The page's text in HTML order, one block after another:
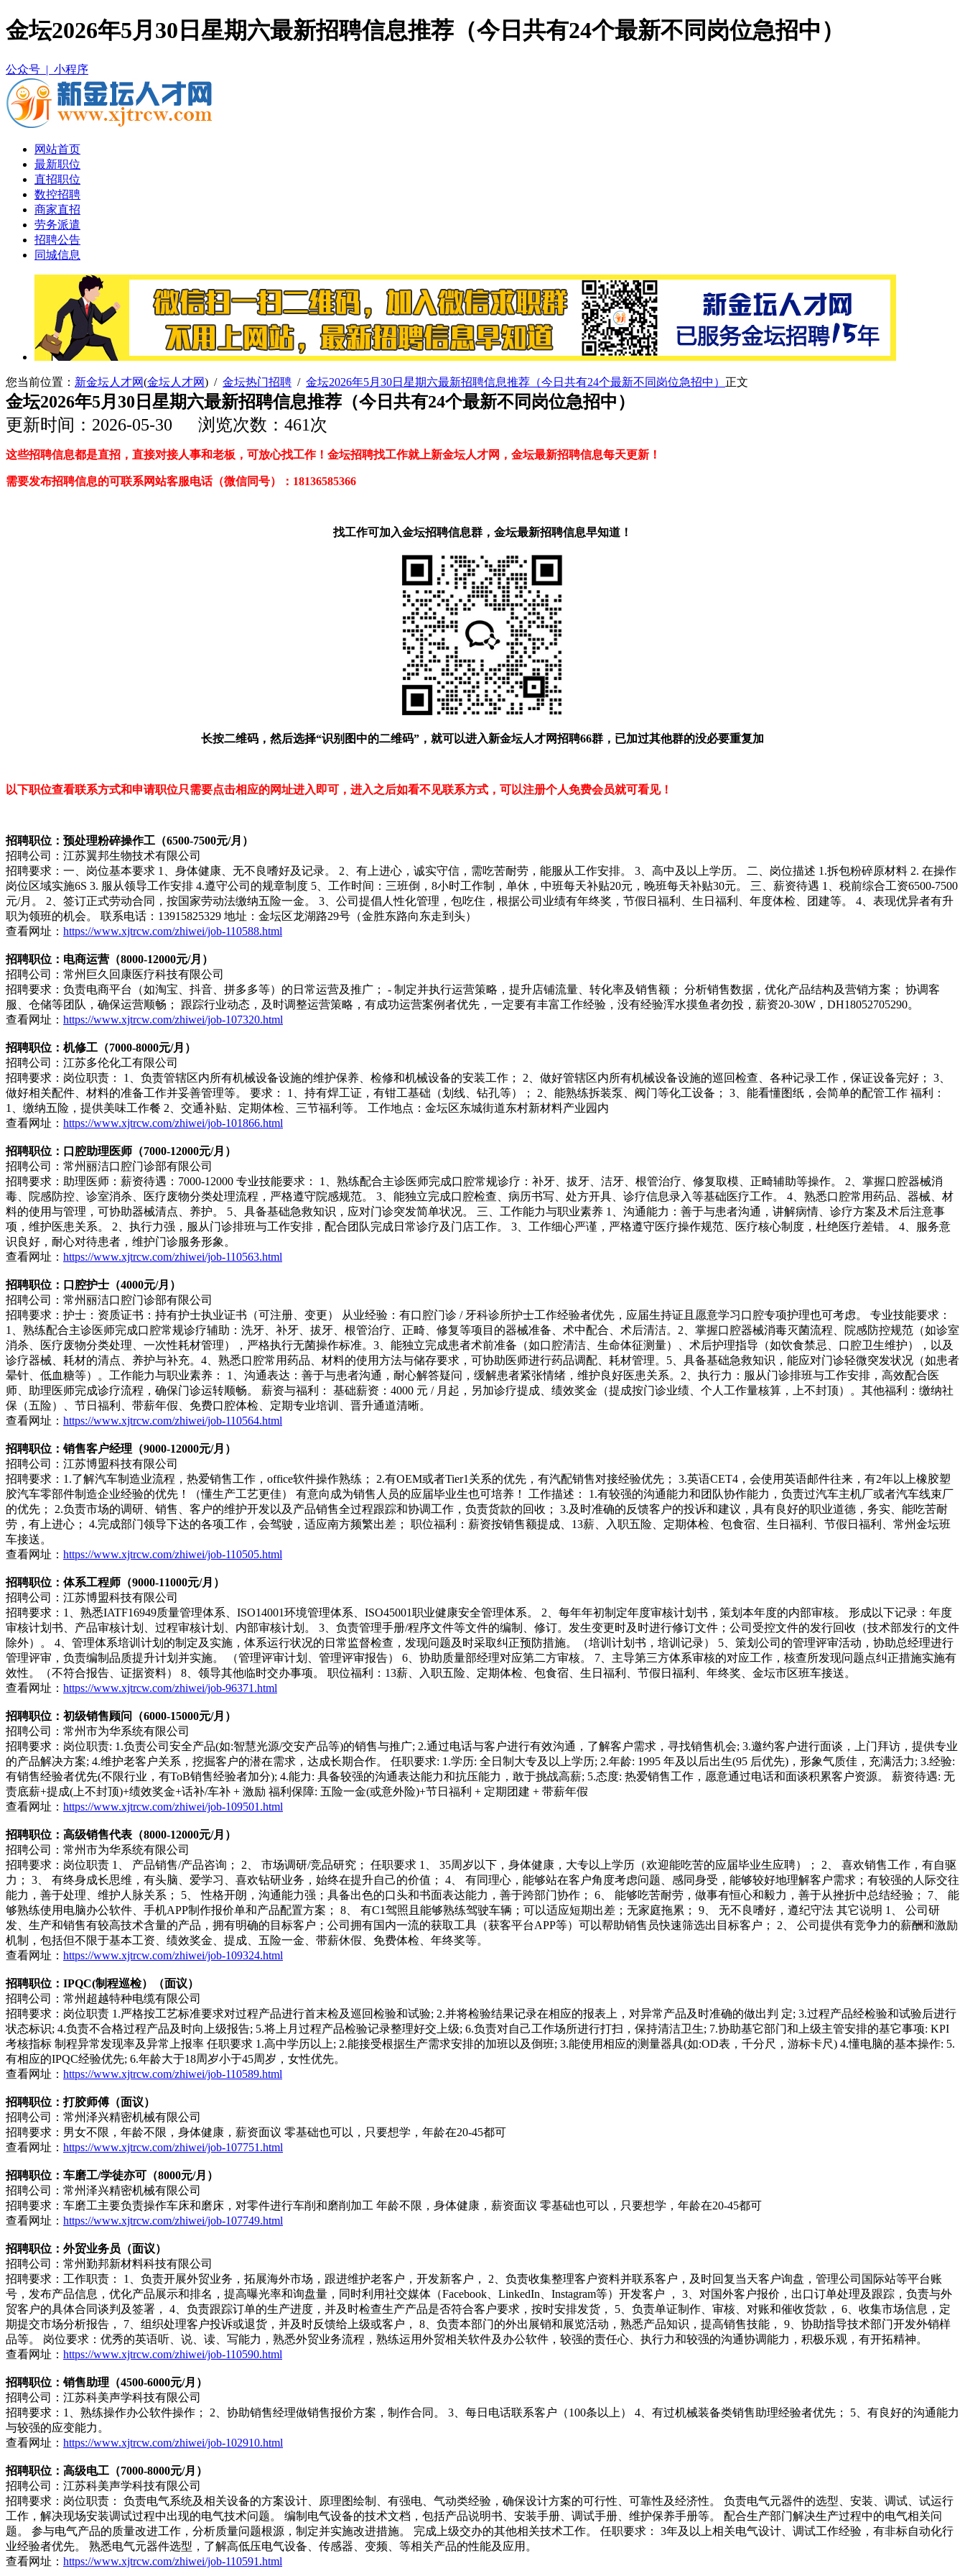
金坛2026年5月30日星期六最新招聘信息推荐（今日共有24个最新不同岗位急招中）
公众号 | 小程序
网站首页
最新职位
直招职位
数控招聘
商家直招
劳务派遣
招聘公告
同城信息
您当前位置： 新金坛人才网(金坛人才网) / 金坛热门招聘 / 金坛2026年5月30日星期六最新招聘信息推荐（今日共有24个最新不同岗位急招中） 正文
金坛2026年5月30日星期六最新招聘信息推荐（今日共有24个最新不同岗位急招中）
更新时间：2026-05-30 浏览次数：461次
这些招聘信息都是直招，直接对接人事和老板，可放心找工作！金坛招聘找工作就上新金坛人才网，金坛最新招聘信息每天更新！
需要发布招聘信息的可联系网站客服电话（微信同号） ：18136585366
找工作可加入金坛招聘信息群，金坛最新招聘信息早知道！
长按二维码，然后选择“识别图中的二维码”，就可以进入新金坛人才网招聘66群，已加过其他群的没必要重复加
以下职位查看联系方式和申请职位只需要点击相应的网址进入即可，进入之后如看不见联系方式，可以注册个人免费会员就可看见！
招聘职位：预处理粉碎操作工（6500-7500元/月）
招聘公司：江苏翼邦生物技术有限公司
招聘要求：一、岗位基本要求 1、身体健康、无不良嗜好及记录。 2、有上进心，诚实守信，需吃苦耐劳，能服从工作安排。 3、高中及以上学历。 二、岗位描述 1.拆包粉碎原材料 2. 在操作
岗位区域实施6S 3. 服从领导工作安排 4.遵守公司的规章制度 5、工作时间：三班倒，8小时工作制，单休，中班每天补贴20元，晚班每天补贴30元。 三、薪资待遇 1、税前综合工资6500-7500
元/月。 2、签订正式劳动合同，按国家劳动法缴纳五险一金。 3、公司提倡人性化管理，包吃住，根据公司业绩有年终奖，节假日福利、生日福利、年度体检、团建等。 4、表现优异者有升
职为领班的机会。 联系电话：13915825329 地址：金坛区龙湖路29号（金胜东路向东走到头）
查看网址： https://www.xjtrcw.com/zhiwei/job-110588.html
招聘职位：电商运营（8000-12000元/月）
招聘公司：常州巨久回康医疗科技有限公司
招聘要求：负责电商平台（如淘宝、抖音、拼多多等）的日常运营及推广； - 制定并执行运营策略，提升店铺流量、转化率及销售额； 分析销售数据，优化产品结构及营销方案； 协调客
服、仓储等团队，确保运营顺畅； 跟踪行业动态，及时调整运营策略，有成功运营案例者优先，一定要有丰富工作经验，没有经验浑水摸鱼者勿投，薪资20-30W，DH18052705290。
查看网址： https://www.xjtrcw.com/zhiwei/job-107320.html
招聘职位：机修工（7000-8000元/月）
招聘公司：江苏多伦化工有限公司
招聘要求：岗位职责： 1、负责管辖区内所有机械设备设施的维护保养、检修和机械设备的安装工作； 2、做好管辖区内所有机械设备设施的巡回检查、各种记录工作，保证设备完好； 3、
做好相关配件、材料的准备工作并妥善管理等。 要求： 1、持有焊工证，有钳工基础（划线、钻孔等）； 2、能熟练拆装泵、阀门等化工设备； 3、能看懂图纸，会简单的配管工作 福利：
1、缴纳五险，提供美味工作餐 2、交通补贴、定期体检、三节福利等。 工作地点：金坛区东城街道东村新材料产业园内
查看网址： https://www.xjtrcw.com/zhiwei/job-101866.html
招聘职位：口腔助理医师（7000-12000元/月）
招聘公司：常州丽洁口腔门诊部有限公司
招聘要求：助理医师：薪资待遇：7000-12000 专业技能要求： 1、熟练配合主诊医师完成口腔常规诊疗：补牙、拔牙、洁牙、根管治疗、修复取模、正畸辅助等操作。 2、掌握口腔器械消
毒、院感防控、诊室消杀、医疗废物分类处理流程，严格遵守院感规范。 3、能独立完成口腔检查、病历书写、处方开具、诊疗信息录入等基础医疗工作。 4、熟悉口腔常用药品、器械、材
料的使用与管理，可协助器械清点、养护。 5、具备基础急救知识，应对门诊突发简单状况。 三、工作能力与职业素养 1、沟通能力：善于与患者沟通，讲解病情、诊疗方案及术后注意事
项，维护医患关系。 2、执行力强，服从门诊排班与工作安排，配合团队完成日常诊疗及门店工作。 3、工作细心严谨，严格遵守医疗操作规范、医疗核心制度，杜绝医疗差错。 4、服务意
识良好，耐心对待患者，维护门诊服务形象。
查看网址： https://www.xjtrcw.com/zhiwei/job-110563.html
招聘职位：口腔护士（4000元/月）
招聘公司：常州丽洁口腔门诊部有限公司
招聘要求：护士：资质证书：持有护士执业证书（可注册、变更） 从业经验：有口腔门诊 / 牙科诊所护士工作经验者优先，应届生持证且愿意学习口腔专项护理也可考虑。 专业技能要求：
1、熟练配合主诊医师完成口腔常规诊疗辅助：洗牙、补牙、拔牙、根管治疗、正畸、修复等项目的器械准备、术中配合、术后清洁。2、掌握口腔器械消毒灭菌流程、院感防控规范（如诊室
消杀、医疗废物分类处理、一次性耗材管理），严格执行无菌操作标准。3、能独立完成患者术前准备（如口腔清洁、生命体征测量）、术后护理指导（如饮食禁忌、口腔卫生维护），以及
诊疗器械、耗材的清点、养护与补充。4、熟悉口腔常用药品、材料的使用方法与储存要求，可协助医师进行药品调配、耗材管理。5、具备基础急救知识，能应对门诊轻微突发状况（如患者
晕针、低血糖等）。工作能力与职业素养： 1、沟通表达：善于与患者沟通，耐心解答疑问，缓解患者紧张情绪，维护良好医患关系。2、执行力：服从门诊排班与工作安排，高效配合医
师、助理医师完成诊疗流程，确保门诊运转顺畅。 薪资与福利： 基础薪资：4000 元 / 月起，另加诊疗提成、绩效奖金（提成按门诊业绩、个人工作量核算，上不封顶）。其他福利：缴纳社
保（五险）、节日福利、带薪年假、免费口腔体检、定期专业培训、晋升通道清晰。
查看网址： https://www.xjtrcw.com/zhiwei/job-110564.html
招聘职位：销售客户经理（9000-12000元/月）
招聘公司：江苏博盟科技有限公司
招聘要求：1.了解汽车制造业流程，热爱销售工作，office软件操作熟练； 2.有OEM或者Tier1关系的优先，有汽配销售对接经验优先； 3.英语CET4，会使用英语邮件往来，有2年以上橡胶塑
胶汽车零部件制造企业经验的优先！（懂生产工艺更佳） 有意向成为销售人员的应届毕业生也可培养！ 工作描述： 1.有较强的沟通能力和团队协作能力，负责过汽车主机厂或者汽车线束厂
的优先； 2.负责市场的调研、销售、客户的维护开发以及产品销售全过程跟踪和协调工作，负责货款的回收； 3.及时准确的反馈客户的投诉和建议，具有良好的职业道德，务实、能吃苦耐
劳，有上进心； 4.完成部门领导下达的各项工作，会驾驶，适应南方频繁出差； 职位福利：薪资按销售额提成、13薪、入职五险、定期体检、包食宿、生日福利、节假日福利、常州金坛班
车接送。
查看网址： https://www.xjtrcw.com/zhiwei/job-110505.html
招聘职位：体系工程师（9000-11000元/月）
招聘公司：江苏博盟科技有限公司
招聘要求：1、熟悉IATF16949质量管理体系、ISO14001环境管理体系、ISO45001职业健康安全管理体系。 2、每年年初制定年度审核计划书，策划本年度的内部审核。 形成以下记录：年度
审核计划书、产品审核计划、过程审核计划、内部审核计划。 3、负责管理手册/程序文件等文件的编制、修订。发生变更时及时进行修订文件；公司受控文件的发行回收（技术部发行的文件
除外）。 4、管理体系培训计划的制定及实施，体系运行状况的日常监督检查，发现问题及时采取纠正预防措施。（培训计划书，培训记录） 5、策划公司的管理评审活动，协助总经理进行
管理评审，负责编制品质提升计划并实施。 （管理评审计划、管理评审报告） 6、协助质量部经理对应第二方审核。 7、主导第三方体系审核的对应工作，核查所发现问题点纠正措施实施有
效性。（不符合报告、证据资料） 8、领导其他临时交办事项。 职位福利：13薪、入职五险、定期体检、包食宿、生日福利、节假日福利、年终奖、金坛市区班车接送。
查看网址： https://www.xjtrcw.com/zhiwei/job-96371.html
招聘职位：初级销售顾问（6000-15000元/月）
招聘公司：常州市为华系统有限公司
招聘要求：岗位职责: 1.负责公司安全产品(如:智慧光源/交安产品等)的销售与推广; 2.通过电话与客户进行有效沟通，了解客户需求，寻找销售机会; 3.邀约客户进行面谈，上门拜访，提供专业
的产品解决方案; 4.维护老客户关系，挖掘客户的潜在需求，达成长期合作。 任职要求: 1.学历: 全日制大专及以上学历; 2.年龄: 1995 年及以后出生(95 后优先)，形象气质佳，充满活力; 3.经验:
有销售经验者优先(不限行业，有ToB销售经验者加分); 4.能力: 具备较强的沟通表达能力和抗压能力，敢于挑战高薪; 5.态度: 热爱销售工作，愿意通过电话和面谈积累客户资源。 薪资待遇: 无
责底薪+提成(上不封顶)+绩效奖金+话补/车补 + 激励 福利保障: 五险一金(或意外险)+节日福利 + 定期团建 + 带薪年假
查看网址： https://www.xjtrcw.com/zhiwei/job-109501.html
招聘职位：高级销售代表（8000-12000元/月）
招聘公司：常州市为华系统有限公司
招聘要求：岗位职责 1、 产品销售/产品咨询； 2、 市场调研/竞品研究； 任职要求 1、 35周岁以下，身体健康，大专以上学历（欢迎能吃苦的应届毕业生应聘）； 2、 喜欢销售工作，有自驱
力； 3、 有终身成长思维，有头脑、爱学习、喜欢钻研业务，始终在提升自己的价值； 4、 有同理心，能够站在客户角度考虑问题、感同身受，能够较好地理解客户需求；有较强的人际交往
能力，善于处理、维护人脉关系； 5、 性格开朗，沟通能力强；具备出色的口头和书面表达能力，善于跨部门协作； 6、 能够吃苦耐劳，做事有恒心和毅力，善于从挫折中总结经验； 7、 能
够熟练使用电脑办公软件、手机APP制作报价单和产品配置方案； 8、 有C1驾照且能够熟练驾驶车辆；可以适应短期出差；无家庭拖累； 9、 无不良嗜好，遵纪守法 其它说明 1、 公司研
发、生产和销售有较高技术含量的产品，拥有明确的目标客户；公司拥有国内一流的获取工具（获客平台APP等）可以帮助销售员快速筛选出目标客户； 2、 公司提供有竞争力的薪酬和激励
机制，包括但不限于基本工资、绩效奖金、提成、五险一金、带薪休假、免费体检、年终奖等。
查看网址： https://www.xjtrcw.com/zhiwei/job-109324.html
招聘职位：IPQC(制程巡检）（面议）
招聘公司：常州超越特种电缆有限公司
招聘要求：岗位职责 1.严格按工艺标准要求对过程产品进行首末检及巡回检验和试验; 2.并将检验结果记录在相应的报表上，对异常产品及时准确的做出判 定; 3.过程产品经检验和试验后进行
状态标识; 4.负责不合格过程产品及时向上级报告; 5.将上月过程产品检验记录整理好交上级; 6.负责对自己工作场所进行打扫，保持清洁卫生; 7.协助基它部门和上级主管安排的基它事项: KPI
考核指标 制程异常发现率及异常上报率 任职要求 1.高中学历以上; 2.能接受根据生产需求安排的加班以及倒班; 3.能使用相应的测量器具(如:OD表，千分尺，游标卡尺) 4.懂电脑的基本操作: 5.
有相应的IPQC经验优先; 6.年龄大于18周岁小于45周岁，女性优先。
查看网址： https://www.xjtrcw.com/zhiwei/job-110589.html
招聘职位：打胶师傅（面议）
招聘公司：常州泽兴精密机械有限公司
招聘要求：男女不限，年龄不限，身体健康，薪资面议 零基础也可以，只要想学，年龄在20-45都可
查看网址： https://www.xjtrcw.com/zhiwei/job-107751.html
招聘职位：车磨工/学徒亦可（8000元/月）
招聘公司：常州泽兴精密机械有限公司
招聘要求：车磨工主要负责操作车床和磨床，对零件进行车削和磨削加工 年龄不限，身体健康，薪资面议 零基础也可以，只要想学，年龄在20-45都可
查看网址： https://www.xjtrcw.com/zhiwei/job-107749.html
招聘职位：外贸业务员（面议）
招聘公司：常州勤邦新材料科技有限公司
招聘要求：工作职责： 1、负责开展外贸业务，拓展海外市场，跟进维护老客户，开发新客户， 2、负责收集整理客户资料并联系客户，及时回复当天客户询盘，管理公司国际站等平台账
号，发布产品信息，优化产品展示和排名，提高曝光率和询盘量，同时利用社交媒体（Facebook、LinkedIn、Instagram等）开发客户 ， 3、对国外客户报价，出口订单处理及跟踪，负责与外
贸客户的具体合同谈判及签署， 4、负责跟踪订单的生产进度，并及时检查生产产品是否符合客户要求，按时安排发货， 5、负责单证制作、审核、对账和催收货款， 6、收集市场信息，定
期提交市场分析报告， 7、组织处理客户投诉或退货，并及时反馈给上级或客户， 8、负责本部门的外出展销和展览活动，熟悉产品知识，提高销售技能， 9、协助指导技术部门开发外销样
品等。 岗位要求：优秀的英语听、说、读、写能力，熟悉外贸业务流程，熟练运用外贸相关软件及办公软件，较强的责任心、执行力和较强的沟通协调能力，积极乐观，有开拓精神。
查看网址： https://www.xjtrcw.com/zhiwei/job-110590.html
招聘职位：销售助理（4500-6000元/月）
招聘公司：江苏科美声学科技有限公司
招聘要求：1、熟练操作办公软件操作； 2、协助销售经理做销售报价方案，制作合同。 3、每日电话联系客户（100条以上） 4、有过机械装备类销售助理经验者优先； 5、有良好的沟通能力
与较强的应变能力。
查看网址： https://www.xjtrcw.com/zhiwei/job-102910.html
招聘职位：高级电工（7000-8000元/月）
招聘公司：江苏科美声学科技有限公司
招聘要求：岗位职责： 负责电气系统及相关设备的方案设计、原理图绘制、有强电、气动类经验，确保设计方案的可行性、可靠性及经济性。 负责电气元器件的选型、安装、调试、试运行
工作，解决现场安装调试过程中出现的电气技术问题。 编制电气设备的技术文档，包括产品说明书、安装手册、调试手册、维护保养手册等。 配合生产部门解决生产过程中的电气相关问
题。 参与电气产品的质量改进工作，分析质量问题根源，制定并实施改进措施。 完成上级交办的其他相关技术工作。 任职要求： 3年及以上相关电气设计、调试工作经验，有非标自动化行
业经验者优先。 熟悉电气元器件选型，了解高低压电气设备、传感器、变频、等相关产品的性能及应用。
查看网址： https://www.xjtrcw.com/zhiwei/job-110591.html